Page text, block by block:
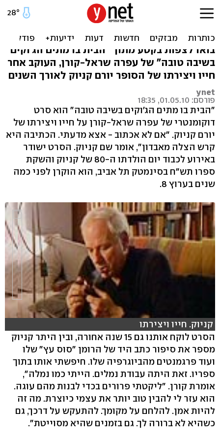
קניוק: "אם לא אכתוב - אצא
בואו לצפות בקטע מתוך "הבית בו מתים הג'וקים
בשיבה טובה" של עפרה שראל-קורן, העוקב אחר
חייו ויצירתו של הסופר יורם קניוק לאורך השנים
ynet
פורסם: 01.05.10, 18:35
"הבית בו מתים הג'וקים בשיבה טובה" הוא סרט
דוקומנטרי של עפרה שראל-קורן על חייו ויצירתו של
יורם קניוק. "אם לא אכתוב - אצא מדעתי. הכתיבה היא
קרש הצלה מאבדון", אומר שם קניוק. הסרט ישודר
באירוע לכבוד יום הולדתו ה-80 של קניוק והשקת
ספרו תש"ח בסינמטק תל אביב, הוא הוקרן לפני כמה
שנים בערוץ 8.
hlsjs-lite: Network error
קניוק. חייו ויצירתו
הסרט לוקח אותנו גם 15 שנה אחורה, ובין היתר קניוק
מספר את סיפור כתב היד של הרומן "סוס עץ" שלו
ועוד פרגמנטים מהביוגרפיה שלו. חיפשתי אותו בתוך
ספריו. זאת היתה עבודת נמלים. הייתי כמו נמלה",
אומרת קורן. "ליקטתי פרורים בכדי לבנות מהם עוגה.
הוא עזר לי להבין טוב יותר את עצמי כיוצרת. מה זה
להיות אמן. להלחם על מקומך. להתעקש על דרכך, גם
כשהיא לא ברורה לך. גם בזמנים שהיא מסוייטת".